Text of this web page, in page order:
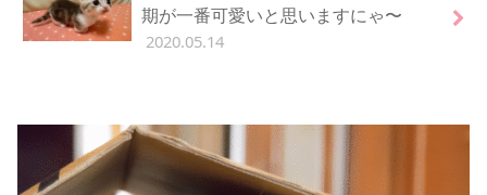
期が一番可愛いと思いますにゃ〜
2020.05.14